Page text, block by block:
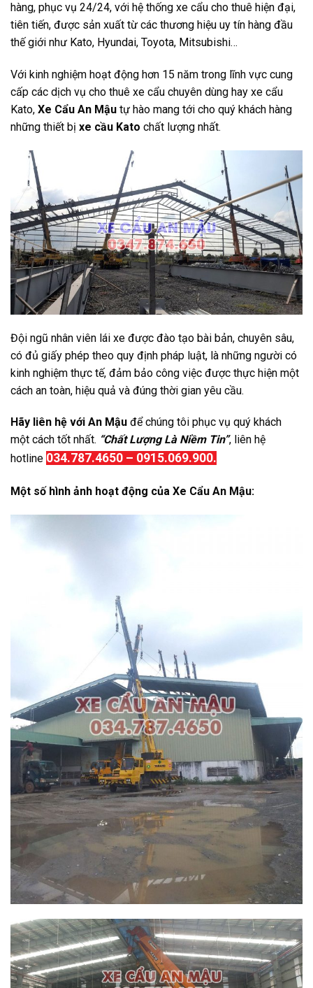
hàng, phục vụ 24/24, với hệ thống xe cẩu cho thuê hiện đại,
tiên tiến, được sản xuất từ các thương hiệu uy tín hàng đầu
thế giới như Kato, Hyundai, Toyota, Mitsubishi…
Với kinh nghiệm hoạt động hơn 15 năm trong lĩnh vực cung
cấp các dịch vụ cho thuê xe cẩu chuyên dùng hay xe cẩu
Kato, Xe Cẩu An Mậu tự hào mang tới cho quý khách hàng
những thiết bị xe cầu Kato chất lượng nhất.
Đội ngũ nhân viên lái xe được đào tạo bài bản, chuyên sâu,
có đủ giấy phép theo quy định pháp luật, là những người có
kinh nghiệm thực tế, đảm bảo công việc được thực hiện một
cách an toàn, hiệu quả và đúng thời gian yêu cầu.
Hãy liên hệ với An Mậu để chúng tôi phục vụ quý khách
một cách tốt nhất. “Chất Lượng Là Niềm Tin”, liên hệ
hotline 034.787.4650 – 0915.069.900.
Một số hình ảnh hoạt động của Xe Cẩu An Mậu: